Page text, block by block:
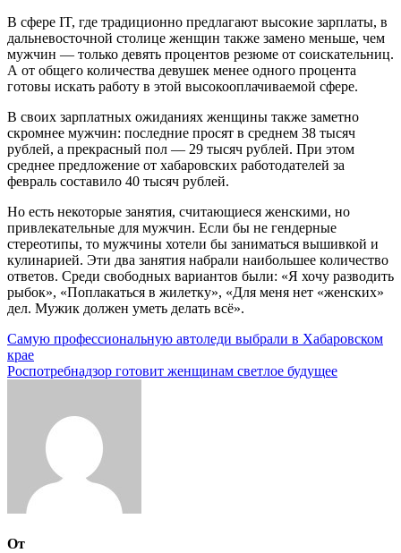
В сфере IT, где традиционно предлагают высокие зарплаты, в
дальневосточной столице женщин также замено меньше, чем
мужчин — только девять процентов резюме от соискательниц.
А от общего количества девушек менее одного процента
готовы искать работу в этой высокооплачиваемой сфере.
В своих зарплатных ожиданиях женщины также заметно
скромнее мужчин: последние просят в среднем 38 тысяч
рублей, а прекрасный пол — 29 тысяч рублей. При этом
среднее предложение от хабаровских работодателей за
февраль составило 40 тысяч рублей.
Но есть некоторые занятия, считающиеся женскими, но
привлекательные для мужчин. Если бы не гендерные
стереотипы, то мужчины хотели бы заниматься вышивкой и
кулинарией. Эти два занятия набрали наибольшее количество
ответов. Среди свободных вариантов были: «Я хочу разводить
рыбок», «Поплакаться в жилетку», «Для меня нет «женских»
дел. Мужик должен уметь делать всё».
Навигация
по
Самую профессиональную автоледи выбрали в Хабаровском
крае
Роспотребнадзор готовит женщинам светлое будущее
От